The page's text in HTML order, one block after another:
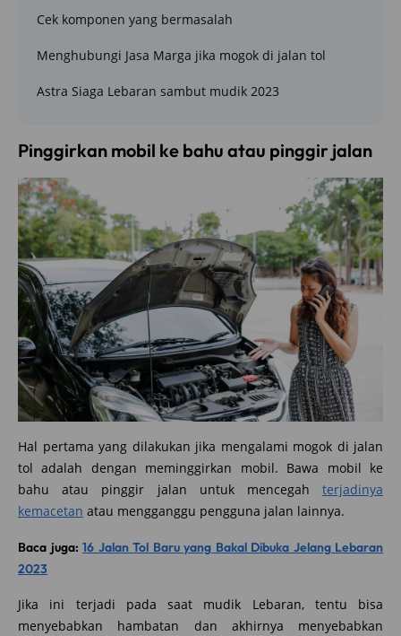
Cek komponen yang bermasalah
Menghubungi Jasa Marga jika mogok di jalan tol
Astra Siaga Lebaran sambut mudik 2023
Pinggirkan mobil ke bahu atau pinggir jalan
Hal pertama yang dilakukan jika mengalami mogok di jalan
tol adalah dengan meminggirkan mobil. Bawa mobil ke
bahu atau pinggir jalan untuk mencegah terjadinya
kemacetan atau mengganggu pengguna jalan lainnya.
Baca juga: 16 Jalan Tol Baru yang Bakal Dibuka Jelang Lebaran
2023
Jika ini terjadi pada saat mudik Lebaran, tentu bisa
menyebabkan hambatan dan akhirnya menyebabkan